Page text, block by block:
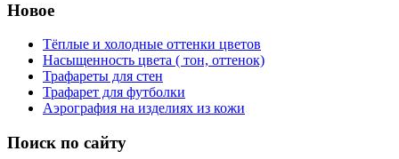
Новое
Тёплые и холодные оттенки цветов
Насыщенность цвета ( тон, оттенок)
Трафареты для стен
Трафарет для футболки
Аэрография на изделиях из кожи
Поиск по сайту